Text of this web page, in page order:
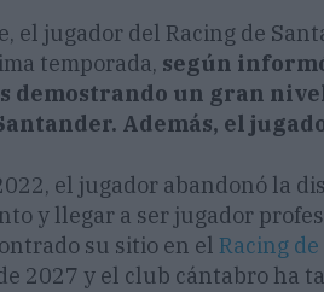
el jugador del Racing de
temporada, según
demostrando un gran
Además, el
el jugador abandonó la
y llegar a ser jugador
su sitio en el Racing
2027 y el club cántabro ha